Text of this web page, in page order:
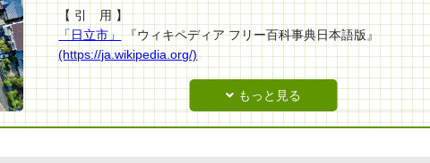
【 引 用 】
「日立市」『ウィキペディア フリー百科事典日本語版』
(https://ja.wikipedia.org/)
アクセス日時(日本時間)：2021年04月27日 18:29:00